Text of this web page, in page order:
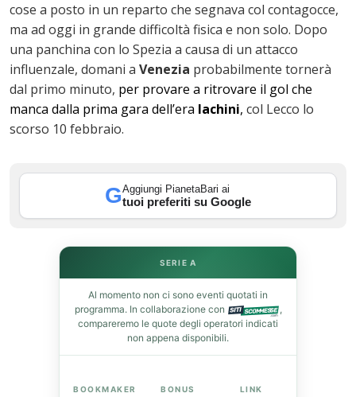
cose a posto in un reparto che segnava col contagocce,
ma ad oggi in grande difficoltà fisica e non solo. Dopo
una panchina con lo Spezia a causa di un attacco
influenzale, domani a Venezia probabilmente tornerà
dal primo minuto, per provare a ritrovare il gol che
manca dalla prima gara dell’era Iachini, col Lecco lo
scorso 10 febbraio.
GAggiungi PianetaBari ai
tuoi preferiti su Google
SERIE A
Al momento non ci sono eventi quotati in
programma. In collaborazione con
,
compareremo le quote degli operatori indicati
non appena disponibili.
BOOKMAKER BONUS LINK